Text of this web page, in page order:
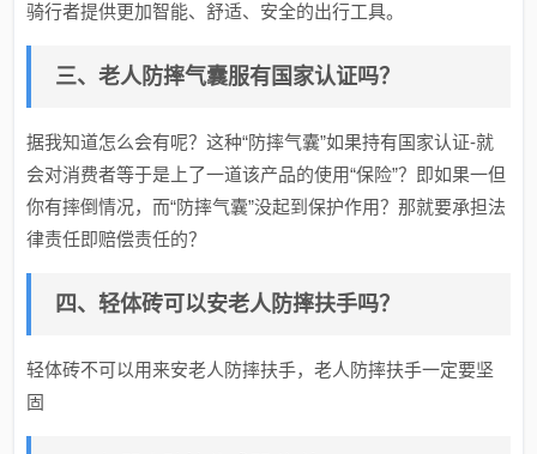
骑行者提供更加智能、舒适、安全的出行工具。
三、老人防摔气囊服有国家认证吗？
据我知道怎么会有呢？这种“防摔气囊”如果持有国家认证-就
会对消费者等于是上了一道该产品的使用“保险”？即如果一但
你有摔倒情况，而“防摔气囊”没起到保护作用？那就要承担法
律责任即赔偿责任的？
四、轻体砖可以安老人防摔扶手吗？
轻体砖不可以用来安老人防摔扶手，老人防摔扶手一定要坚
固